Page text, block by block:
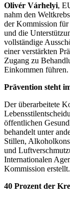
Olivér Várhelyi,
nahm den
der Kommission
und die
vollständige
einer verstärkten
Zugang zu
Einkommen führen.
Prävention steht
Der überarbeitete
öffentlichen
behandelt unter
Stillen,
und
Internationalen
Kommission erstellt.
40 Prozent der